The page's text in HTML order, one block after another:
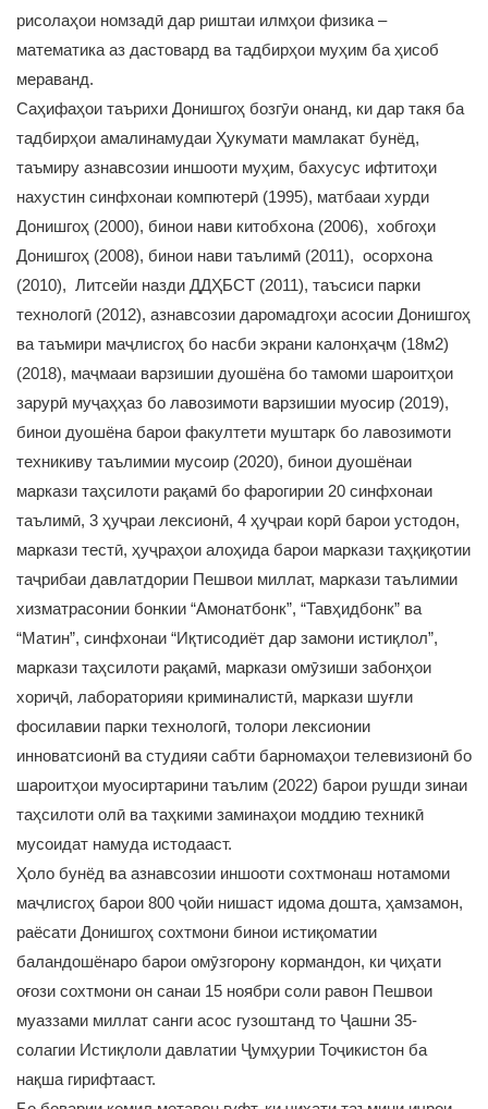
рисолаҳои номзадӣ дар риштаи илмҳои физика –
математика аз дастовард ва тадбирҳои муҳим ба ҳисоб
мераванд.
Саҳифаҳои таърихи Донишгоҳ бозгӯи онанд, ки дар такя ба
тадбирҳои амалинамудаи Ҳукумати мамлакат бунёд,
таъмиру азнавсозии иншооти муҳим, бахусус ифтитоҳи
нахустин синфхонаи компютерӣ (1995), матбааи хурди
Донишгоҳ (2000), бинои нави китобхона (2006), хобгоҳи
Донишгоҳ (2008), бинои нави таълимӣ (2011), осорхона
(2010), Литсейи назди ДДҲБСТ (2011), таъсиси парки
технологӣ (2012), азнавсозии даромадгоҳи асосии Донишгоҳ
ва таъмири маҷлисгоҳ бо насби экрани калонҳаҷм (18м2)
(2018), маҷмааи варзишии дуошёна бо тамоми шароитҳои
зарурӣ муҷаҳҳаз бо лавозимоти варзишии муосир (2019),
бинои дуошёна барои факултети муштарк бо лавозимоти
техникиву таълимии мусоир (2020), бинои дуошёнаи
маркази таҳсилоти рақамӣ бо фарогирии 20 синфхонаи
таълимӣ, 3 ҳуҷраи лексионӣ, 4 ҳуҷраи корӣ барои устодон,
маркази тестӣ, ҳуҷраҳои алоҳида барои маркази таҳқиқотии
таҷрибаи давлатдории Пешвои миллат, маркази таълимии
хизматрасонии бонкии “Амонатбонк”, “Тавҳидбонк” ва
“Матин”, синфхонаи “Иқтисодиёт дар замони истиқлол”,
маркази таҳсилоти рақамӣ, маркази омӯзиши забонҳои
хориҷӣ, лабораторияи криминалистӣ, маркази шуғли
фосилавии парки технологӣ, толори лексионии
инноватсионӣ ва студияи сабти барномаҳои телевизионӣ бо
шароитҳои муосиртарини таълим (2022) барои рушди зинаи
таҳсилоти олӣ ва таҳкими заминаҳои моддию техникӣ
мусоидат намуда истодааст.
Ҳоло бунёд ва азнавсозии иншооти сохтмонаш нотамоми
маҷлисгоҳ барои 800 ҷойи нишаст идома дошта, ҳамзамон,
раёсати Донишгоҳ сохтмони бинои истиқоматии
баландошёнаро барои омӯзгорону кормандон, ки ҷиҳати
оғози сохтмони он санаи 15 ноябри соли равон Пешвои
муаззами миллат санги асос гузоштанд то Ҷашни 35-
солагии Истиқлоли давлатии Ҷумҳурии Тоҷикистон ба
нақша гирифтааст.